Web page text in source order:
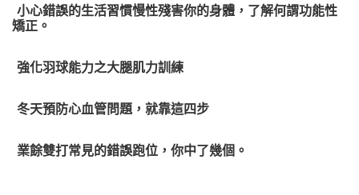
小心錯誤的生活習慣慢性殘害你的身體，了解何謂功能性
矯正。
強化羽球能力之大腿肌力訓練
冬天預防心血管問題，就靠這四步
業餘雙打常見的錯誤跑位，你中了幾個。